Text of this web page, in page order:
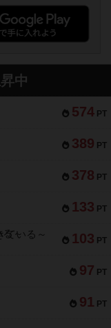
中
574 PT
389 PT
378 PT
133 PT
103 PT
いる～
97 PT
91 PT